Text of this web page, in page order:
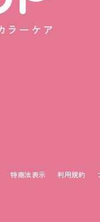
特商法表示 利用規約